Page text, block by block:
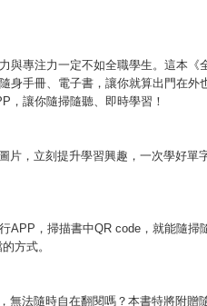
專注力一定不如全職學生。這本《
身手冊、電子書，讓你就算出門在外
，讓你隨掃隨聽、即時學習！
片，立刻提升學習興趣，一次學好單
APP，掃描書中QR code，就能隨掃
方式。
無法隨時自在翻閱嗎？本書特將附贈